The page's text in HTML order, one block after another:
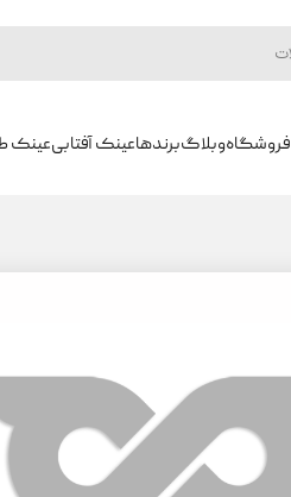
فروشگاهوبلاگبرندهاعینک آفتابیعینک